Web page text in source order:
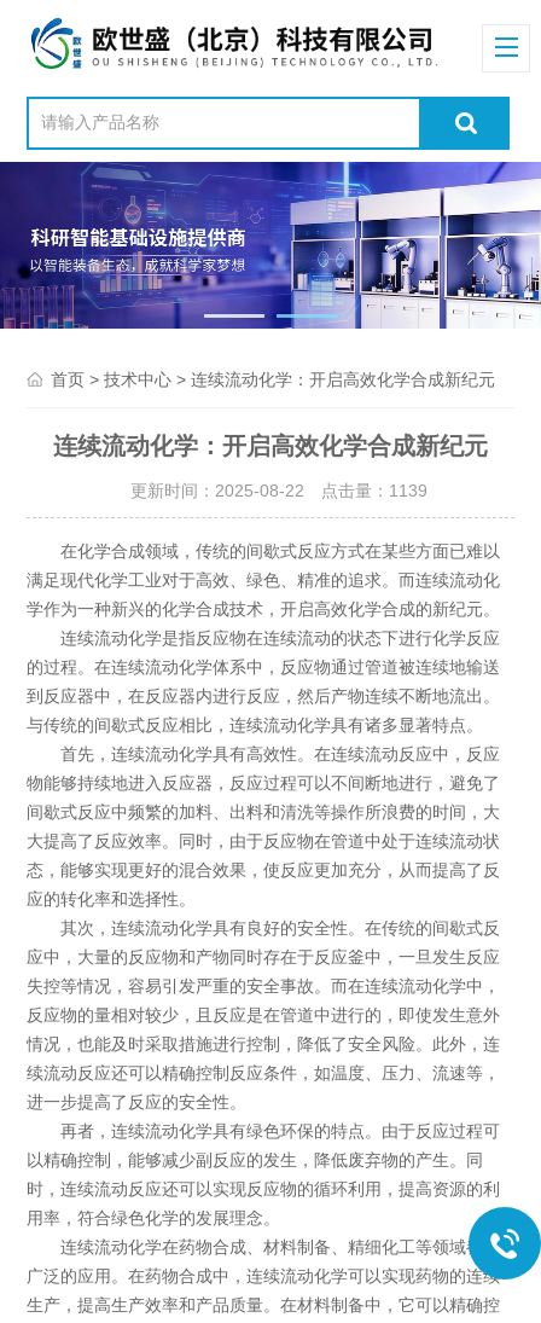
首页 >技术中心 > 连续流动化学：开启高效化学合成新纪元
连续流动化学：开启高效化学合成新纪元
更新时间：2025-08-22 点击量： 1139
在化学合成领域，传统的间歇式反应方式在某些方面已难以
满足现代化学工业对于高效、绿色、精准的追求。而连续流动化
学作为一种新兴的化学合成技术，开启高效化学合成的新纪元。
连续流动化学是指反应物在连续流动的状态下进行化学反应
的过程。在连续流动化学体系中，反应物通过管道被连续地输送
到反应器中，在反应器内进行反应，然后产物连续不断地流出。
与传统的间歇式反应相比，连续流动化学具有诸多显著特点。
首先，连续流动化学具有高效性。在连续流动反应中，反应
物能够持续地进入反应器，反应过程可以不间断地进行，避免了
间歇式反应中频繁的加料、出料和清洗等操作所浪费的时间，大
大提高了反应效率。同时，由于反应物在管道中处于连续流动状
态，能够实现更好的混合效果，使反应更加充分，从而提高了反
应的转化率和选择性。
其次，连续流动化学具有良好的安全性。在传统的间歇式反
应中，大量的反应物和产物同时存在于反应釜中，一旦发生反应
失控等情况，容易引发严重的安全事故。而在连续流动化学中，
反应物的量相对较少，且反应是在管道中进行的，即使发生意外
情况，也能及时采取措施进行控制，降低了安全风险。此外，连
续流动反应还可以精确控制反应条件，如温度、压力、流速等，
进一步提高了反应的安全性。
再者，连续流动化学具有绿色环保的特点。由于反应过程可
以精确控制，能够减少副反应的发生，降低废弃物的产生。同
时，连续流动反应还可以实现反应物的循环利用，提高资源的利
用率，符合绿色化学的发展理念。
连续流动化学在药物合成、材料制备、精细化工等领域都有
广泛的应用。在药物合成中，连续流动化学可以实现药物的连续
生产，提高生产效率和产品质量。在材料制备中，它可以精确控